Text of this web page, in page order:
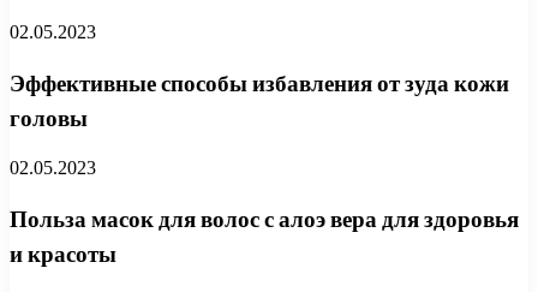
02.05.2023
Эффективные способы избавления от зуда кожи
головы
02.05.2023
Польза масок для волос с алоэ вера для здоровья
и красоты